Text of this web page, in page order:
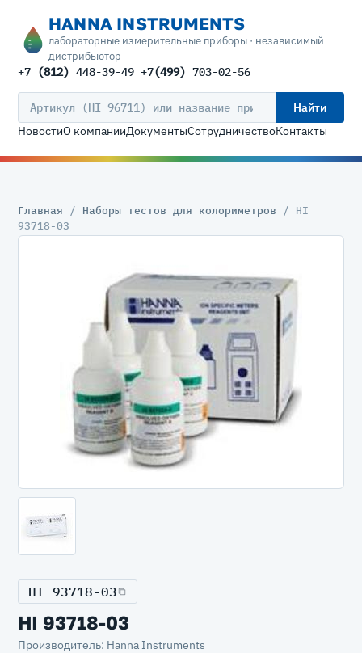
HANNA INSTRUMENTS
лабораторные измерительные приборы · независимый
дистрибьютор
+7 (812) 448-39-49 +7(499) 703-02-56
Найти
НовостиО компанииДокументыСотрудничествоКонтакты
Главная / Наборы тестов для колориметров / HI
93718-03
HI 93718-03
HI 93718-03
Производитель: Hanna Instruments